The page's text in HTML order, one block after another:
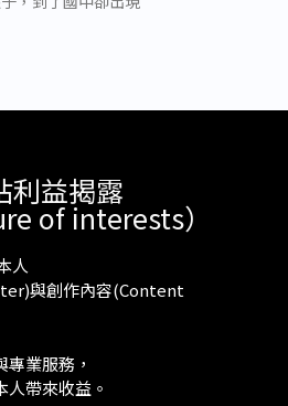
利益揭露
of interests）
人
與創作內容(Content
業服務，
帶來收益。